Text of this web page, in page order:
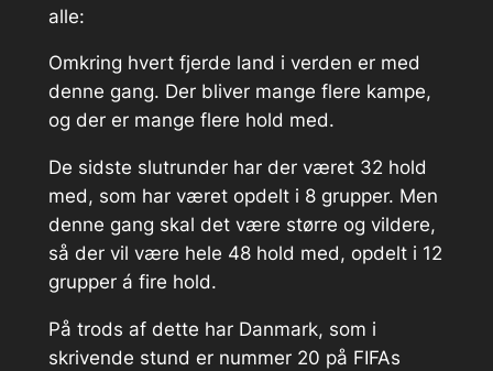
alle:
Omkring hvert fjerde land i verden er med
denne gang. Der bliver mange flere kampe,
og der er mange flere hold med.
De sidste slutrunder har der været 32 hold
med, som har været opdelt i 8 grupper. Men
denne gang skal det være større og vildere,
så der vil være hele 48 hold med, opdelt i 12
grupper á fire hold.
På trods af dette har Danmark, som i
skrivende stund er nummer 20 på FIFAs